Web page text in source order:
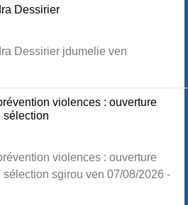
Dessirier
Dessirier jdumelie ven
violences : ouverture
sélection
violences : ouverture
sélection sgirou ven 07/08/2026 -